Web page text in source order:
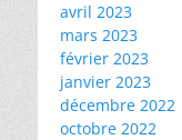
avril 2023
mars 2023
février 2023
janvier 2023
décembre 2022
octobre 2022